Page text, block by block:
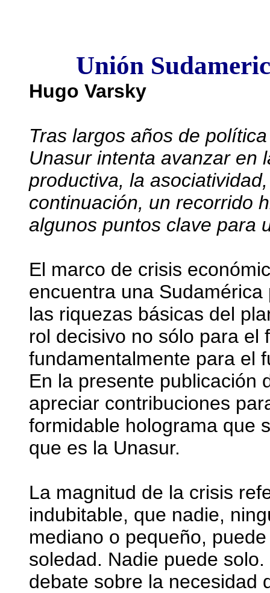
Unión
Hugo Varsky
Tras largos años de
Unasur intenta avanzar en
productiva, la
continuación, un recorrido
algunos puntos clave para
El marco de crisis
encuentra una
las riquezas básicas del
rol decisivo no sólo para el
fundamentalmente para el
En la presente publicación
apreciar contribuciones
formidable holograma que
que es la Unasur.
La magnitud de la crisis
indubitable, que nadie,
mediano o pequeño,
soledad. Nadie puede
debate sobre la necesidad